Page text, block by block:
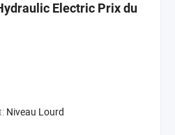
Electric Prix du
Niveau Lourd